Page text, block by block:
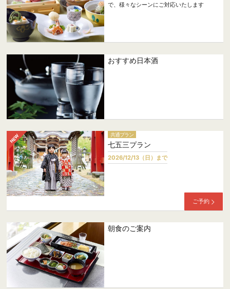
で、様々なシーンにご対応いたします
おすすめ日本酒
共通プラン
七五三プラン
2026/12/13（日）まで
ご予約
朝食のご案内